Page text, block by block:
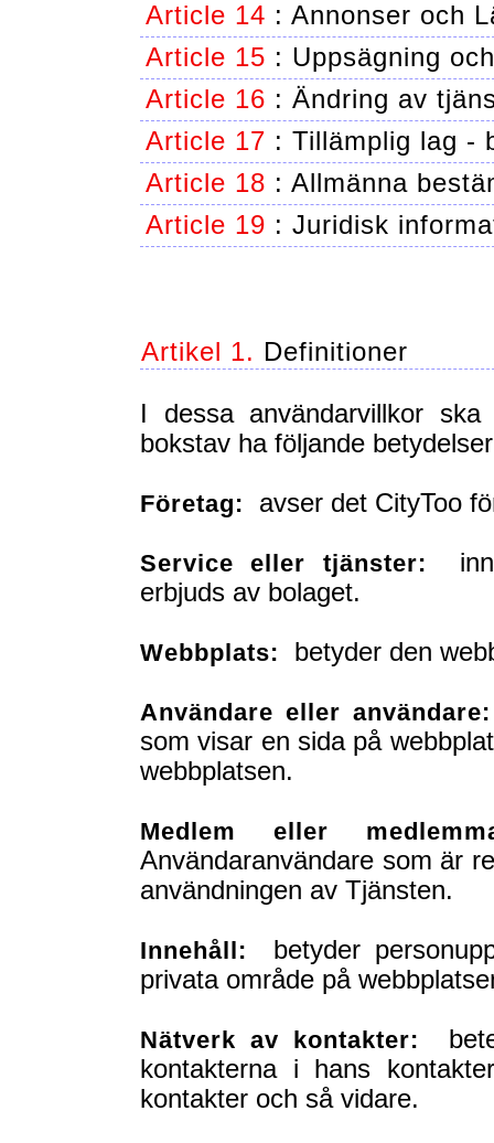
Article 14 : Annonser och
Article 15 : Uppsägning
Article 16 : Ändring av
Article 17 : Tillämplig lag -
Article 18 : Allmänna
Article 19 : Juridisk
Artikel 1. Definitioner
I dessa användarvillkor
bokstav ha följande
Företag: avser det CityToo
Service eller tjänster:
erbjuds av bolaget.
Webbplats: betyder den
Användare eller användare:
som visar en sida på
webbplatsen.
Medlem eller
Användaranvändare som är
användningen av Tjänsten.
Innehåll: betyder
privata område på
Nätverk av kontakter:
kontakterna i hans
kontakter och så vidare.